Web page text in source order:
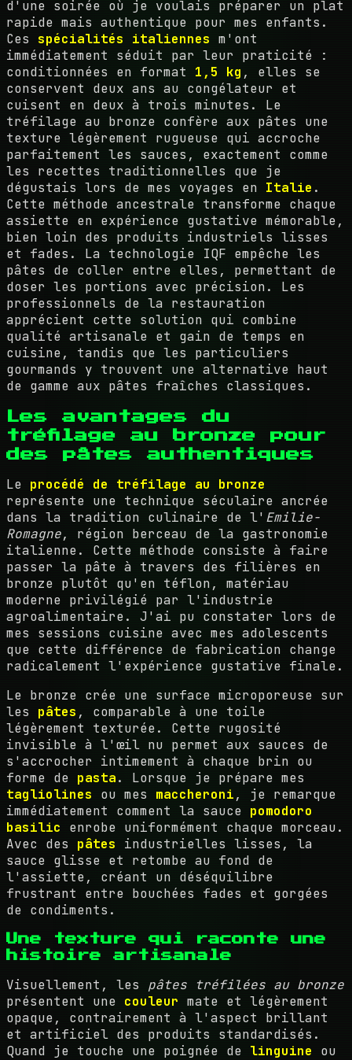
d'une soirée où je voulais préparer un plat
rapide mais authentique pour mes enfants.
Ces spécialités italiennes m'ont
immédiatement séduit par leur praticité :
conditionnées en format 1,5 kg , elles se
conservent deux ans au congélateur et
cuisent en deux à trois minutes. Le
tréfilage au bronze confère aux pâtes une
texture légèrement rugueuse qui accroche
parfaitement les sauces, exactement comme
les recettes traditionnelles que je
dégustais lors de mes voyages en Italie .
Cette méthode ancestrale transforme chaque
assiette en expérience gustative mémorable,
bien loin des produits industriels lisses
et fades. La technologie IQF empêche les
pâtes de coller entre elles, permettant de
doser les portions avec précision. Les
professionnels de la restauration
apprécient cette solution qui combine
qualité artisanale et gain de temps en
cuisine, tandis que les particuliers
gourmands y trouvent une alternative haut
de gamme aux pâtes fraîches classiques.
Les avantages du
tréfilage au bronze pour
des pâtes authentiques
Le procédé de tréfilage au bronze
représente une technique séculaire ancrée
dans la tradition culinaire de l' Emilie-
Romagne, région berceau de la gastronomie
italienne. Cette méthode consiste à faire
passer la pâte à travers des filières en
bronze plutôt qu'en téflon, matériau
moderne privilégié par l'industrie
agroalimentaire. J'ai pu constater lors de
mes sessions cuisine avec mes adolescents
que cette différence de fabrication change
radicalement l'expérience gustative finale.
Le bronze crée une surface microporeuse sur
les pâtes , comparable à une toile
légèrement texturée. Cette rugosité
invisible à l'œil nu permet aux sauces de
s'accrocher intimement à chaque brin ou
forme de pasta. Lorsque je prépare mes
tagliolines ou mes maccheroni, je remarque
immédiatement comment la sauce pomodoro
basilic enrobe uniformément chaque morceau.
Avec des pâtes industrielles lisses, la
sauce glisse et retombe au fond de
l'assiette, créant un déséquilibre
frustrant entre bouchées fades et gorgées
de condiments.
Une texture qui raconte une
histoire artisanale
Visuellement, les pâtes tréfilées au bronze
présentent une couleur mate et légèrement
opaque, contrairement à l'aspect brillant
et artificiel des produits standardisés.
Quand je touche une poignée de linguine ou